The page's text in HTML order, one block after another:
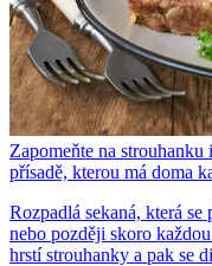
Zapomeňte na
přísadě, kterou má doma
Rozpadlá sekaná, která
nebo později skoro
hrstí strouhanky a pak se